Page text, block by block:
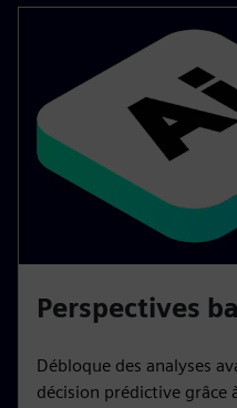
Perspectives
Débloque des analyses
décision prédictive grâce